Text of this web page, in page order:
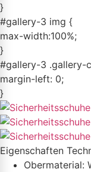
}
#gallery-3 img {
max-width:100%;
}
#gallery-3 .gallery-
margin-left: 0;
}
Eigenschaften
Obermaterial: